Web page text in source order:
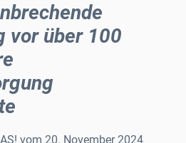
vor über 100
vom 20. November 2024